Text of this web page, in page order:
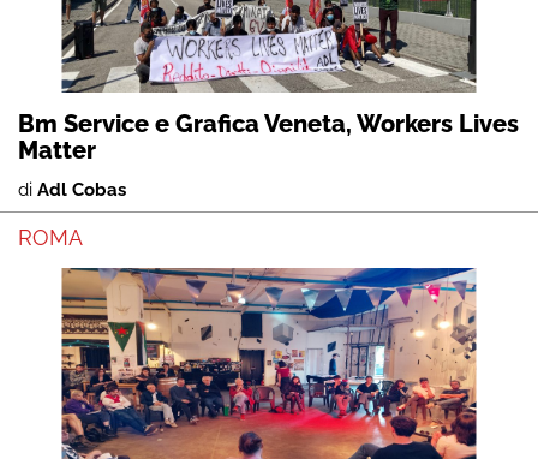
Bm Service e Grafica Veneta, Workers Lives
Matter
di Adl Cobas
ROMA